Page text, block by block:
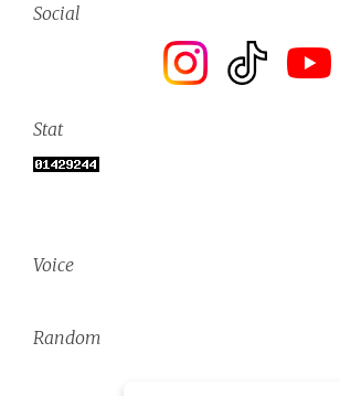
Social
Stat
Voice
Random